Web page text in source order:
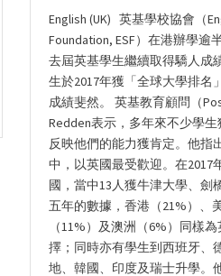
English (UK) 英基學校協會（
Foundation, ESF）在港辦學逾
去屆英基學生繼續取得驕人成
生於2017年獲「全球大學排名
成績斐然。 英基教育顧問（
Redden表示，多年來不少學生
反映他們的能力獲肯定。他指
中，以英國最受歡迎。在2017
國，當中13人獲牛津大學、劍
五年的數據，香港（21%）、
（11%）及澳洲（6%）同樣
擇；同時亦有學生到西班牙、
地、韓國、印度及瑞士升學。